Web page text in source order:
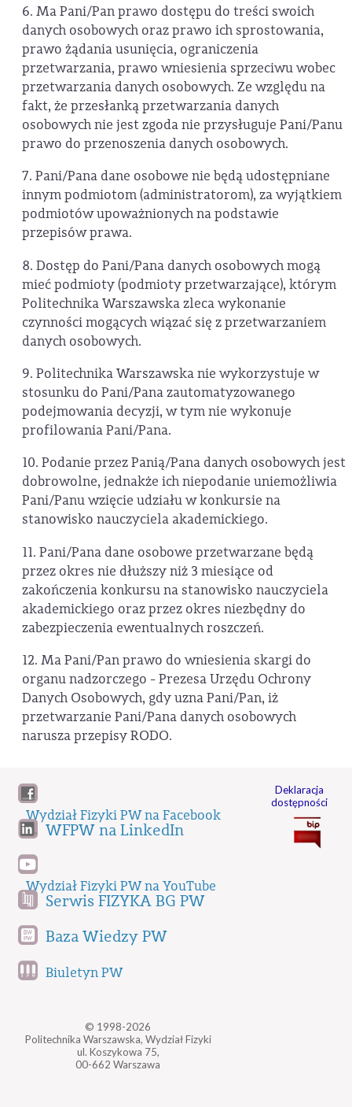
6. Ma Pani/Pan prawo dostępu do treści swoich
danych osobowych oraz prawo ich sprostowania,
prawo żądania usunięcia, ograniczenia
przetwarzania, prawo wniesienia sprzeciwu wobec
przetwarzania danych osobowych. Ze względu na
fakt, że przesłanką przetwarzania danych
osobowych nie jest zgoda nie przysługuje Pani/Panu
prawo do przenoszenia danych osobowych.
7. Pani/Pana dane osobowe nie będą udostępniane
innym podmiotom (administratorom), za wyjątkiem
podmiotów upoważnionych na podstawie
przepisów prawa.
8. Dostęp do Pani/Pana danych osobowych mogą
mieć podmioty (podmioty przetwarzające), którym
Politechnika Warszawska zleca wykonanie
czynności mogących wiązać się z przetwarzaniem
danych osobowych.
9. Politechnika Warszawska nie wykorzystuje w
stosunku do Pani/Pana zautomatyzowanego
podejmowania decyzji, w tym nie wykonuje
profilowania Pani/Pana.
10. Podanie przez Panią/Pana danych osobowych jest
dobrowolne, jednakże ich niepodanie uniemożliwia
Pani/Panu wzięcie udziału w konkursie na
stanowisko nauczyciela akademickiego.
11. Pani/Pana dane osobowe przetwarzane będą
przez okres nie dłuższy niż 3 miesiące od
zakończenia konkursu na stanowisko nauczyciela
akademickiego oraz przez okres niezbędny do
zabezpieczenia ewentualnych roszczeń.
12. Ma Pani/Pan prawo do wniesienia skargi do
organu nadzorczego - Prezesa Urzędu Ochrony
Danych Osobowych, gdy uzna Pani/Pan, iż
przetwarzanie Pani/Pana danych osobowych
narusza przepisy RODO.
Wydział Fizyki PW na Facebook
WFPW na LinkedIn
Wydział Fizyki PW na YouTube
Serwis FIZYKA BG PW
Baza Wiedzy PW
Biuletyn PW
© 1998-2026
Politechnika Warszawska, Wydział Fizyki
ul. Koszykowa 75,
00-662 Warszawa
Deklaracja
dostępności